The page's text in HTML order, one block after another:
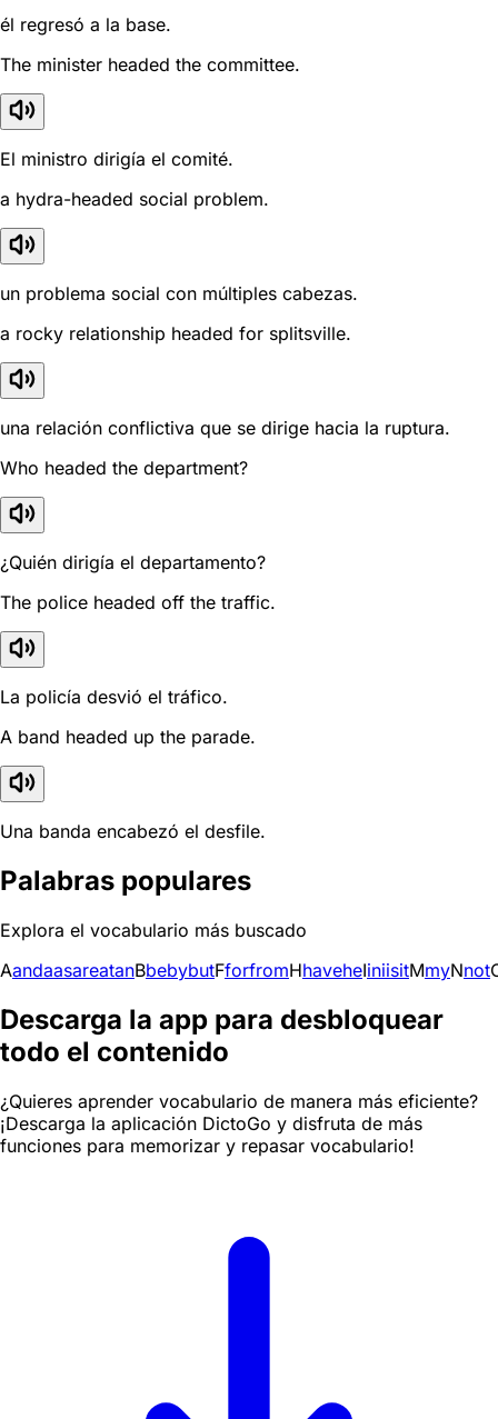
él regresó a la base.
The minister headed the committee.
El ministro dirigía el comité.
a hydra-headed social problem.
un problema social con múltiples cabezas.
a rocky relationship headed for splitsville.
una relación conflictiva que se dirige hacia la ruptura.
Who headed the department?
¿Quién dirigía el departamento?
The police headed off the traffic.
La policía desvió el tráfico.
A band headed up the parade.
Una banda encabezó el desfile.
Palabras populares
Explora el vocabulario más buscado
AandaasareatanBbebybutFforfromHhaveheIiniisitMmyNnot
Descarga la app para desbloquear
todo el contenido
¿Quieres aprender vocabulario de manera más eficiente?
¡Descarga la aplicación DictoGo y disfruta de más
funciones para memorizar y repasar vocabulario!